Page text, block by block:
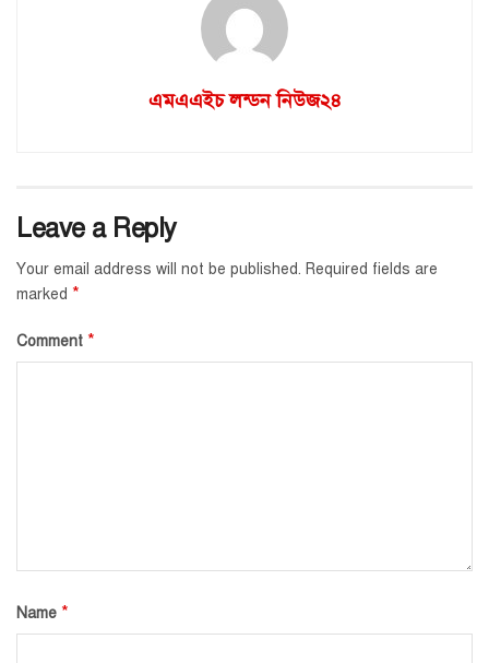
এমএএইচ লন্ডন নিউজ২৪
Leave a Reply
Your email address will not be published. Required fields are
marked *
Comment *
Name *